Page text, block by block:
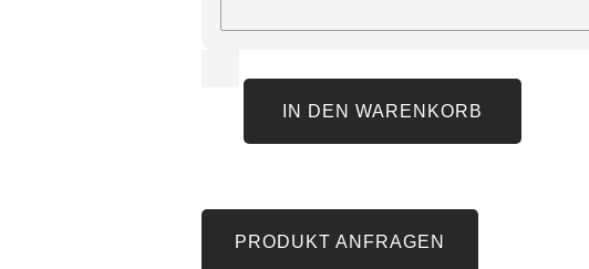
IN DEN WARENKORB
PRODUKT ANFRAGEN